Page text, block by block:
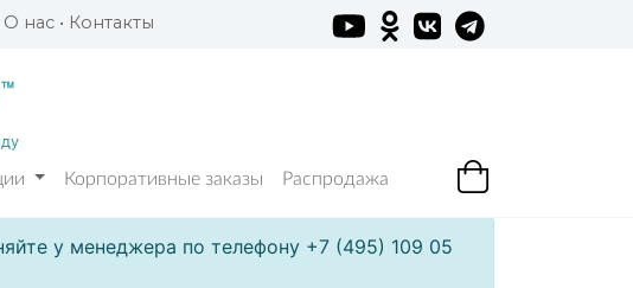
О нас • Контакты
Корпоративные заказы Распродажа
у менеджера по телефону +7 (495) 109 05